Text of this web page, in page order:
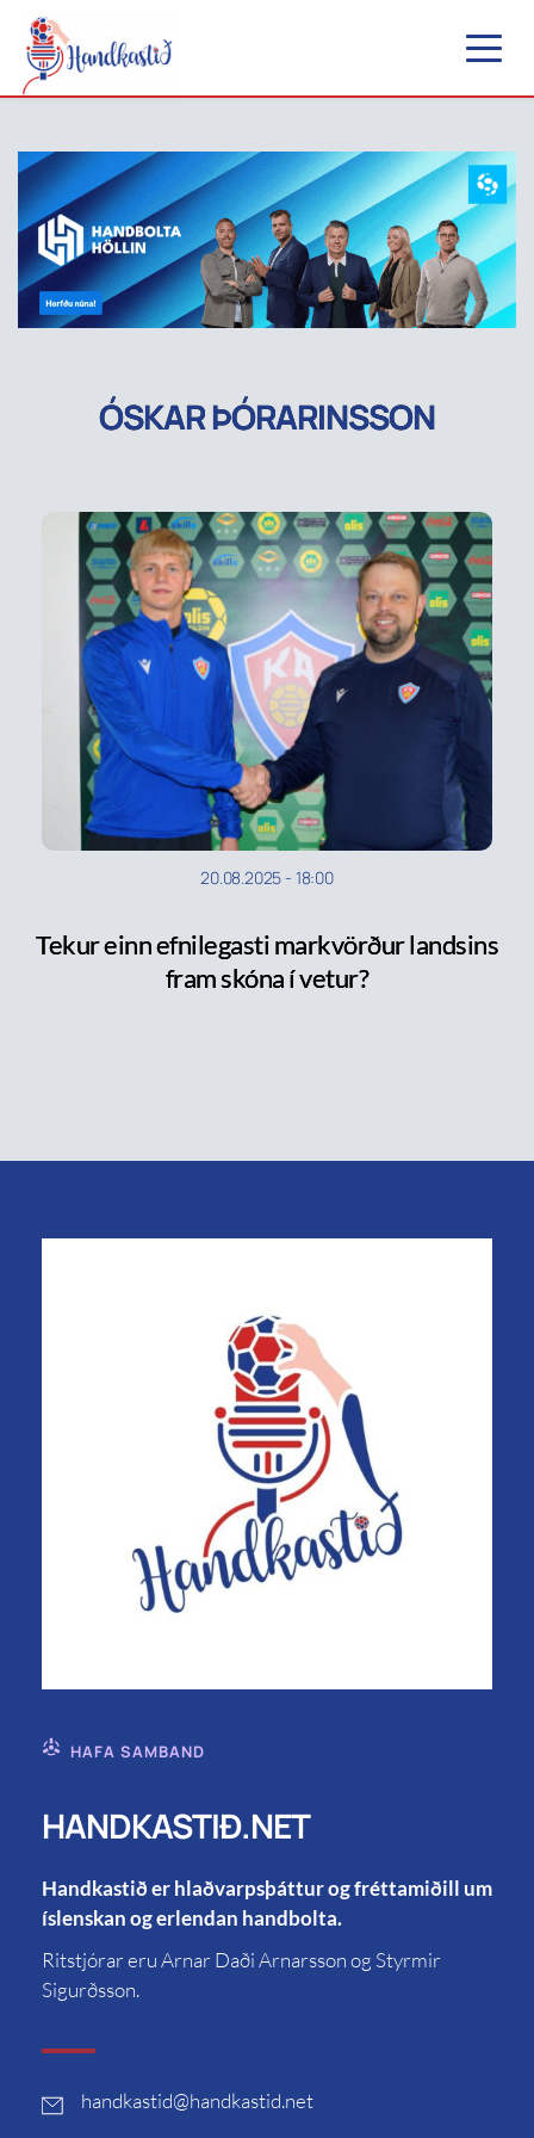
ÓSKAR ÞÓRARINSSON
20.08.2025 - 18:00
Tekur einn efnilegasti markvörður landsins
fram skóna í vetur?
HAFA SAMBAND
HANDKASTIÐ.NET
Handkastið er hlaðvarpsþáttur og fréttamiðill um
íslenskan og erlendan handbolta.
Ritstjórar eru Arnar Daði Arnarsson og Styrmir
Sigurðsson.
handkastid@handkastid.net